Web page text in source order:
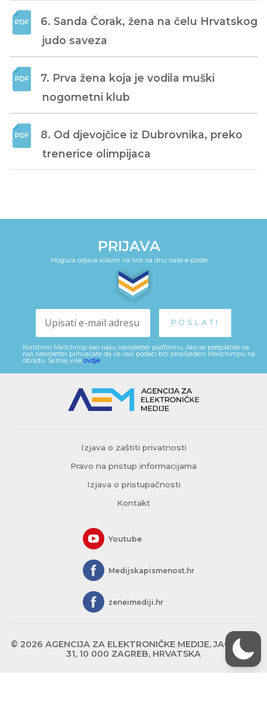
6. Sanda Čorak, žena na čelu Hrvatskog
judo saveza
7. Prva žena koja je vodila muški
nogometni klub
8. Od djevojčice iz Dubrovnika, preko
trenerice olimpijaca
PRIJAVA
Moguća odjava klikom na link na dnu naše e-pošte
Koristimo Mailchimp kao našu newsletter platformu. Ako se pretplatite na
naš newsletter prihvaćate da će vaši podaci biti proslijeđeni Mailchimpu na
obradu. Saznaj više ovdje
Izjava o zaštiti privatnosti
Pravo na pristup informacijama
Izjava o pristupačnosti
Kontakt
Youtube
Medijskapismenost.hr
zeneimediji.hr
© 2026 AGENCIJA ZA ELEKTRONIČKE MEDIJE, JAGIĆEVA
31, 10 000 ZAGREB, HRVATSKA